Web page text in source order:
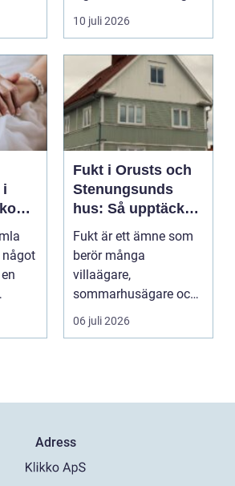
För många ä...
10 juli 2026
i
Fukt i Orusts och
Stenungsunds
hus: Så upptäcker
och åtgärdar du
problemet
Fukt är ett ämne som
berör många
villaägare,
sommarhusägare och
bosta...
06 juli 2026
Adress